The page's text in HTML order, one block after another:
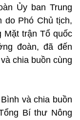
Ủy ban Trung
do Phó Chủ tịch,
Mặt trận Tổ quốc
đoàn, đã đến
chia buồn cùng
và chia buồn
Bí thư Nông